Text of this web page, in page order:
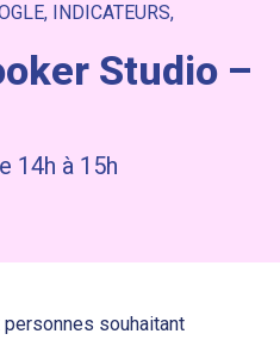
, INDICATEURS,
Studio –
14h à 15h
personnes souhaitant